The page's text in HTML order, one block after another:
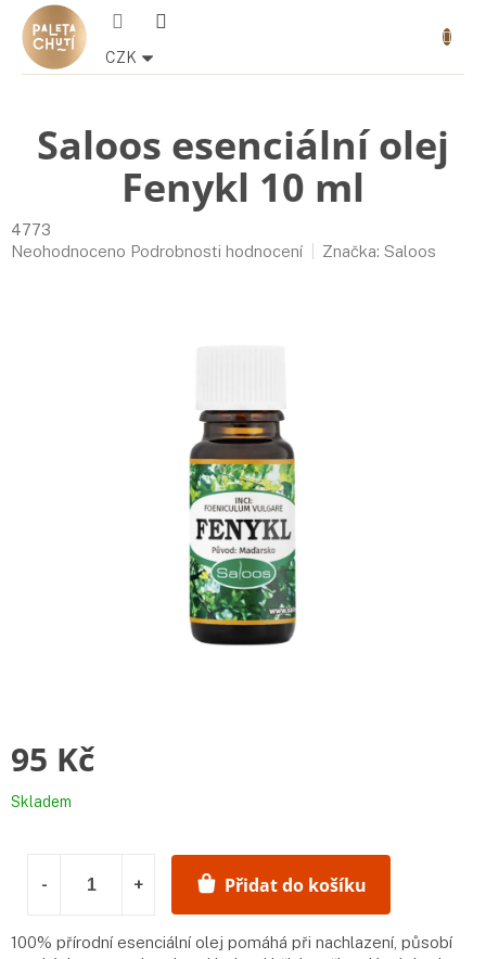
Přejít
obsah
CZK
košík
Saloos esenciální olej
Fenykl 10 ml
4773
Průměrné
Neohodnoceno Podrobnosti hodnocení Značka:Saloos
95 Kč
Měrná
Skladem
Přidat do košíku
100% přírodní esenciální olej pomáhá při nachlazení, působí